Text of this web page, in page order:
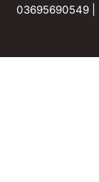
03695690549 |